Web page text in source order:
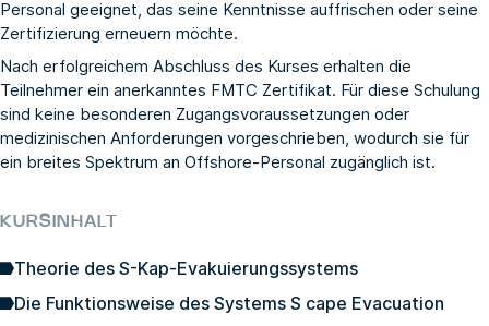
Personal geeignet, das seine Kenntnisse auffrischen oder seine
Zertifizierung erneuern möchte.
Nach erfolgreichem Abschluss des Kurses erhalten die
Teilnehmer ein anerkanntes FMTC Zertifikat. Für diese Schulung
sind keine besonderen Zugangsvoraussetzungen oder
medizinischen Anforderungen vorgeschrieben, wodurch sie für
ein breites Spektrum an Offshore-Personal zugänglich ist.
KURSINHALT
Theorie des S-Kap-Evakuierungssystems
Die Funktionsweise des Systems S cape Evacuation